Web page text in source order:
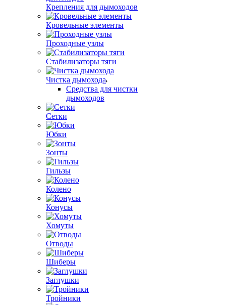
Крепления для дымоходов
Кровельные элементы
Проходные узлы
Стабилизаторы тяги
Чистка дымохода
Средства для чистки
дымоходов
Сетки
Юбки
Зонты
Гильзы
Колено
Конусы
Хомуты
Отводы
Шиберы
Заглушки
Тройники